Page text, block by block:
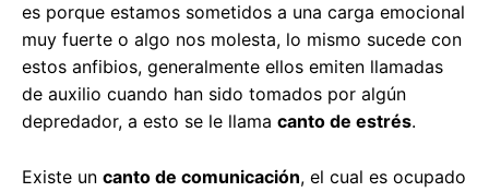
es porque estamos sometidos a una carga emocional
muy fuerte o algo nos molesta, lo mismo sucede con
estos anfibios, generalmente ellos emiten llamadas
de auxilio cuando han sido tomados por algún
depredador, a esto se le llama canto de estrés.
Existe un canto de comunicación, el cual es ocupado